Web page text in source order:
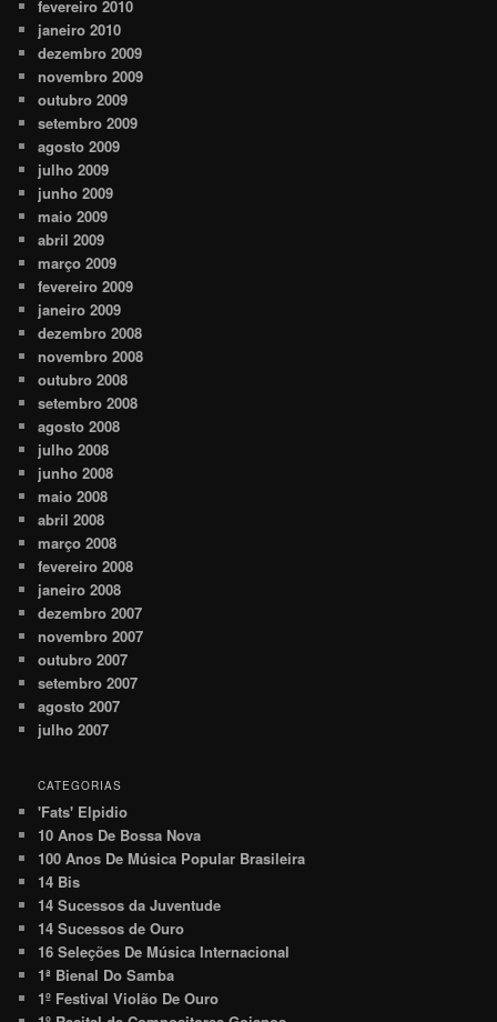
fevereiro 2010
janeiro 2010
dezembro 2009
novembro 2009
outubro 2009
setembro 2009
agosto 2009
julho 2009
junho 2009
maio 2009
abril 2009
março 2009
fevereiro 2009
janeiro 2009
dezembro 2008
novembro 2008
outubro 2008
setembro 2008
agosto 2008
julho 2008
junho 2008
maio 2008
abril 2008
março 2008
fevereiro 2008
janeiro 2008
dezembro 2007
novembro 2007
outubro 2007
setembro 2007
agosto 2007
julho 2007
CATEGORIAS
'Fats' Elpidio
10 Anos De Bossa Nova
100 Anos De Música Popular Brasileira
14 Bis
14 Sucessos da Juventude
14 Sucessos de Ouro
16 Seleções De Música Internacional
1ª Bienal Do Samba
1º Festival Violão De Ouro